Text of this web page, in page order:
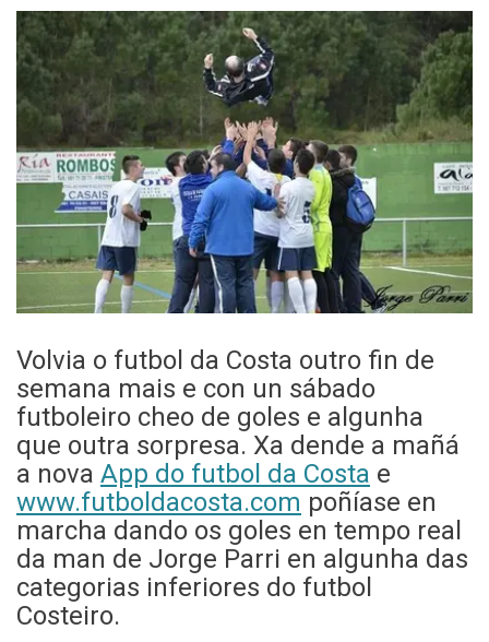
Volvia o futbol da Costa outro fin de
semana mais e con un sábado
futboleiro cheo de goles e algunha
que outra sorpresa. Xa dende a mañá
a nova App do futbol da Costa e
www.futboldacosta.com poñíase en
marcha dando os goles en tempo real
da man de Jorge Parri en algunha das
categorias inferiores do futbol
Costeiro.